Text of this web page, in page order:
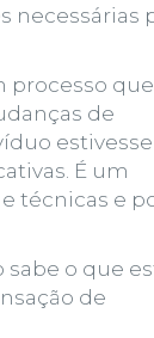
necessárias
processo
de
estivesse
. É um
técnicas e
sabe o que
de